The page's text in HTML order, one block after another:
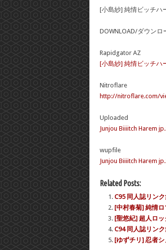
[小島紗] 純情ビッチハ
DOWNLOAD/ダウンロ
Rapidgator AZ
[小島紗] 純情ビッチハ
Nitroflare
http://nitroflare.com/
Uploaded
Junjou Biiiitch Harem
wupfile
Junjou Biiiitch Harem
Related Posts:
C95 同人誌リンク
[中村春菊] 純情
[聖悠紀] 超人ロ
C94 同人誌リンク
[ゆずチリ] 忍者